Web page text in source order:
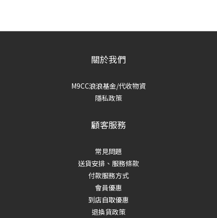
關於我們
M9CC浪浪基金/代收物資
隱私政策
顧客服務
常見問題
送貨安排、服務條款
付款服務方式
會員優惠
到店自取優惠
退換貨政策